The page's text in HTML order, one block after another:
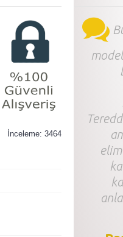
İnceleme: 3464